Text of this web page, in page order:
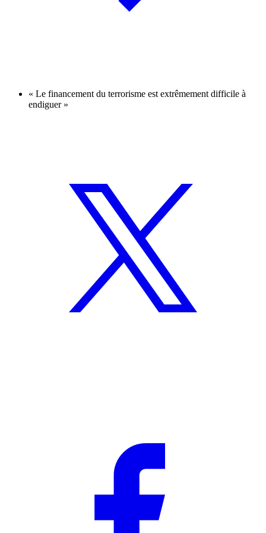
« Le financement du terrorisme est extrêmement difficile à
endiguer »